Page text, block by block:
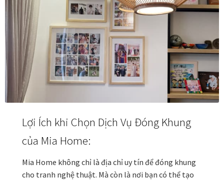
Khung tranh gỗ sồi
Khung tranh treo tường
Kim liên vạn phúc phòng thờ
Liên hệ
Mia Lifestyle
Nghệ thuật sơn mài dát vàng
Nhận vẽ tranh theo yêu cầu
Lợi Ích khi Chọn Dịch Vụ Đóng Khung
của Mia Home:
Mia Home không chỉ là địa chỉ uy tín để đóng khung
cho tranh nghệ thuật. Mà còn là nơi bạn có thể tạo